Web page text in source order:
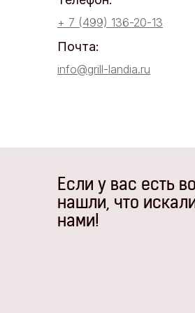
+ 7 (499) 136-20-13
Почта:
info@grill-landia.ru
Если у вас есть
нашли, что
нами!